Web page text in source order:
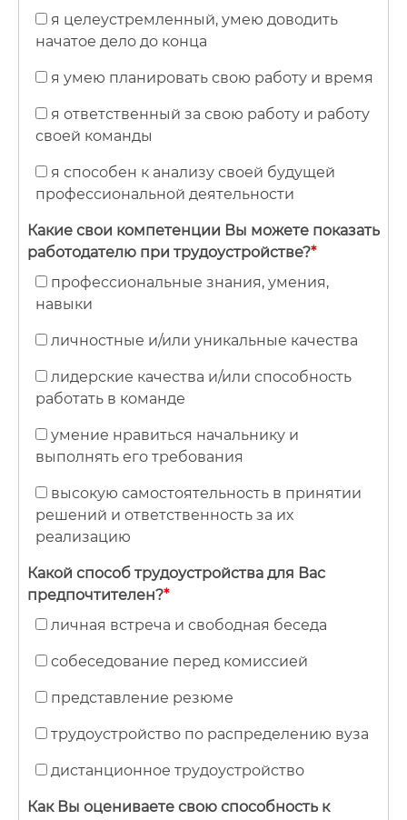
я целеустремленный, умею доводить
начатое дело до конца
я умею планировать свою работу и время
я ответственный за свою работу и работу
своей команды
я способен к анализу своей будущей
профессиональной деятельности
Какие свои компетенции Вы можете показать
работодателю при трудоустройстве?*
профессиональные знания, умения,
навыки
личностные и/или уникальные качества
лидерские качества и/или способность
работать в команде
умение нравиться начальнику и
выполнять его требования
высокую самостоятельность в принятии
решений и ответственность за их
реализацию
Какой способ трудоустройства для Вас
предпочтителен?*
личная встреча и свободная беседа
собеседование перед комиссией
представление резюме
трудоустройство по распределению вуза
дистанционное трудоустройство
Как Вы оцениваете свою способность к